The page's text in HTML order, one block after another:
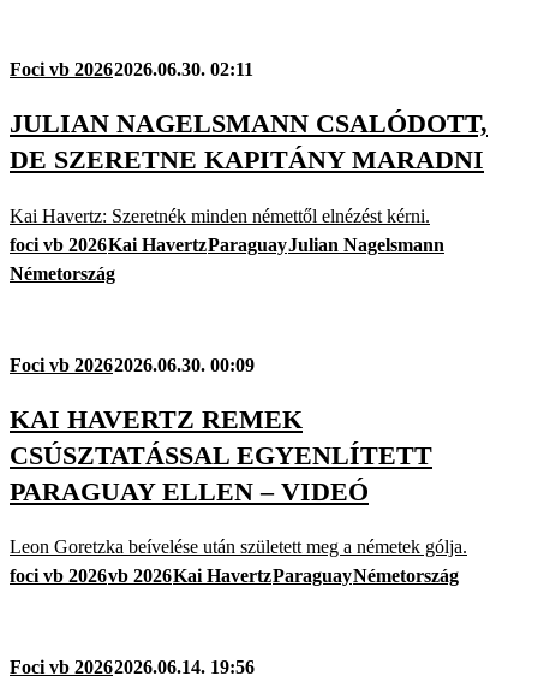
Foci vb 20262026.06.30. 02:11
JULIAN NAGELSMANN CSALÓDOTT,
DE SZERETNE KAPITÁNY MARADNI
Kai Havertz: Szeretnék minden némettől elnézést kérni.
foci vb 2026Kai HavertzParaguayJulian Nagelsmann
Németország
Foci vb 20262026.06.30. 00:09
KAI HAVERTZ REMEK
CSÚSZTATÁSSAL EGYENLÍTETT
PARAGUAY ELLEN – VIDEÓ
Leon Goretzka beívelése után született meg a németek gólja.
foci vb 2026vb 2026Kai HavertzParaguayNémetország
Foci vb 20262026.06.14. 19:56